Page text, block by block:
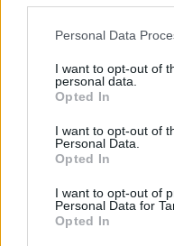
Personal Data
I want to opt-out of
personal data.
Opted In
I want to opt-out of
Personal Data.
Opted In
I want to opt-out of
Personal Data for
Opted In